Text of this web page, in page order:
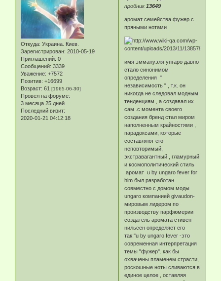
Откуда: Украина. Киев.
Зарегистрирован: 2010-05-19
Приглашений: 0
Сообщений: 3339
Уважение: +7572
Позитив: +16699
Возраст: 61 [1965-06-30]
Провел на форуме:
3 месяца 25 дней
Последний визит:
2020-01-21 04:12:18
пробник13649
аромат семейства фужер с
пряными нотами
имя эммануэля унгаро давно
стало синонимом
определения "
независимость " , т.к. он
никогда не следовал модным
тенденциям , а создавал их
сам .с момента своего
создания бренд стал миром
наполненным крайностями ,
парадоксами, которые
составляют его
неповторимый,
экстравагантный , гламурный
и космополитический стиль
.аромат u by ungaro fever for
him был разработан
совместно с домом моды
ungaro компанией givaudon-
мировым лидером по
производству парфюмерии
создатель аромата стивен
нильсен определяет его
так:"u by ungaro fever -это
современная интерпретация
темы "фужер". как бы
охвачены пламенем страсти,
роскошные ноты сливаются в
единое целое , оставляя